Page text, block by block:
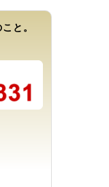
と。